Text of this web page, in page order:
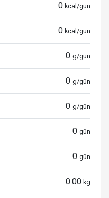
0 kcal/gün
0 kcal/gün
0 g/gün
0 g/gün
0 g/gün
0 gün
0 gün
0.00 kg